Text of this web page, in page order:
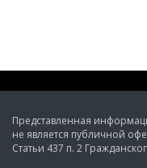
Представленная
не является публичной
Статьи 437 п. 2